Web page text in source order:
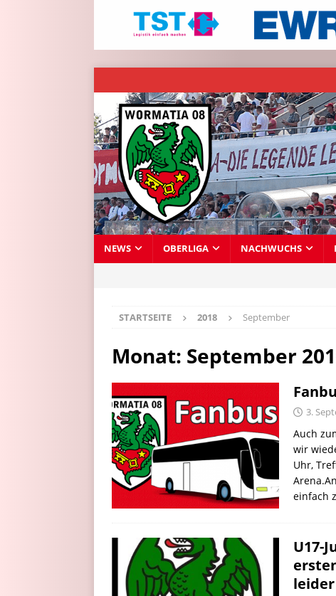
NEWS OBERLIGA NACHWUCHS
STARTSEITE 2018 September
Monat: September
3.
Auch
wir
Uhr,
einfach
U17-